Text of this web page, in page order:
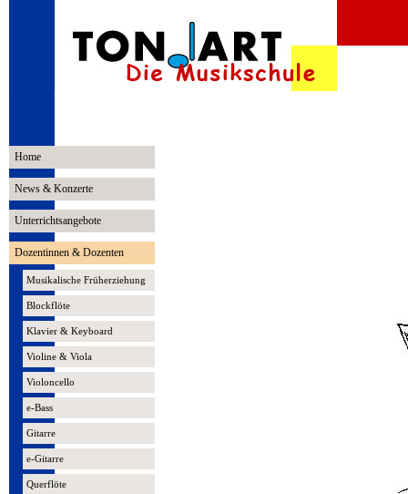
Home
News & Konzerte
Unterrichtsangebote
Dozentinnen & Dozenten
Musikalische Früherziehung
Blockflöte
Klavier & Keyboard
Violine & Viola
Violoncello
e-Bass
Gitarre
e-Gitarre
Querflöte